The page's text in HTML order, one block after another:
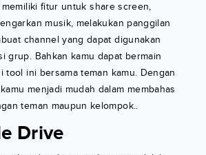
fitur untuk share screen,
musik, melakukan panggilan
channel yang dapat digunakan
grup. Bahkan kamu dapat bermain
tool ini bersama teman kamu. Dengan
menjadi mudah dalam membahas
teman maupun kelompok..
Drive